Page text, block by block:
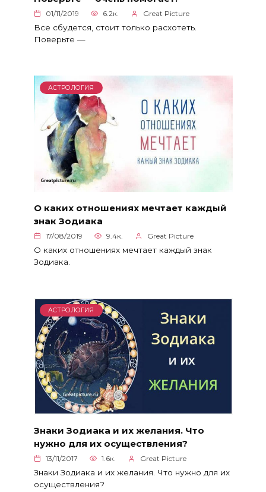
01/11/2019 6.2к. Great Picture
Все сбудется, стоит только расхотеть.
Поверьте —
АСТРОЛОГИЯ
О каких отношениях мечтает каждый
знак Зодиака
17/08/2019 9.4к. Great Picture
О каких отношениях мечтает каждый знак
Зодиака.
АСТРОЛОГИЯ
Знаки Зодиака и их желания. Что
нужно для их осуществления?
13/11/2017 1.6к. Great Picture
Знаки Зодиака и их желания. Что нужно для их
осуществления?